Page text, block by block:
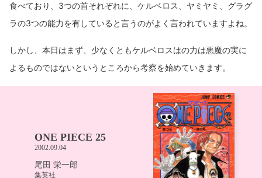
食べており、3つの首それぞれに、ケルベロス、ヤミヤミ、グラグ
ラの3つの能力を有していると言うのがよく言われていますよね。
しかし、本日はまず、少なくともケルベロスはの力は悪魔の実に
よるものではないというところから考察を始めていきます。